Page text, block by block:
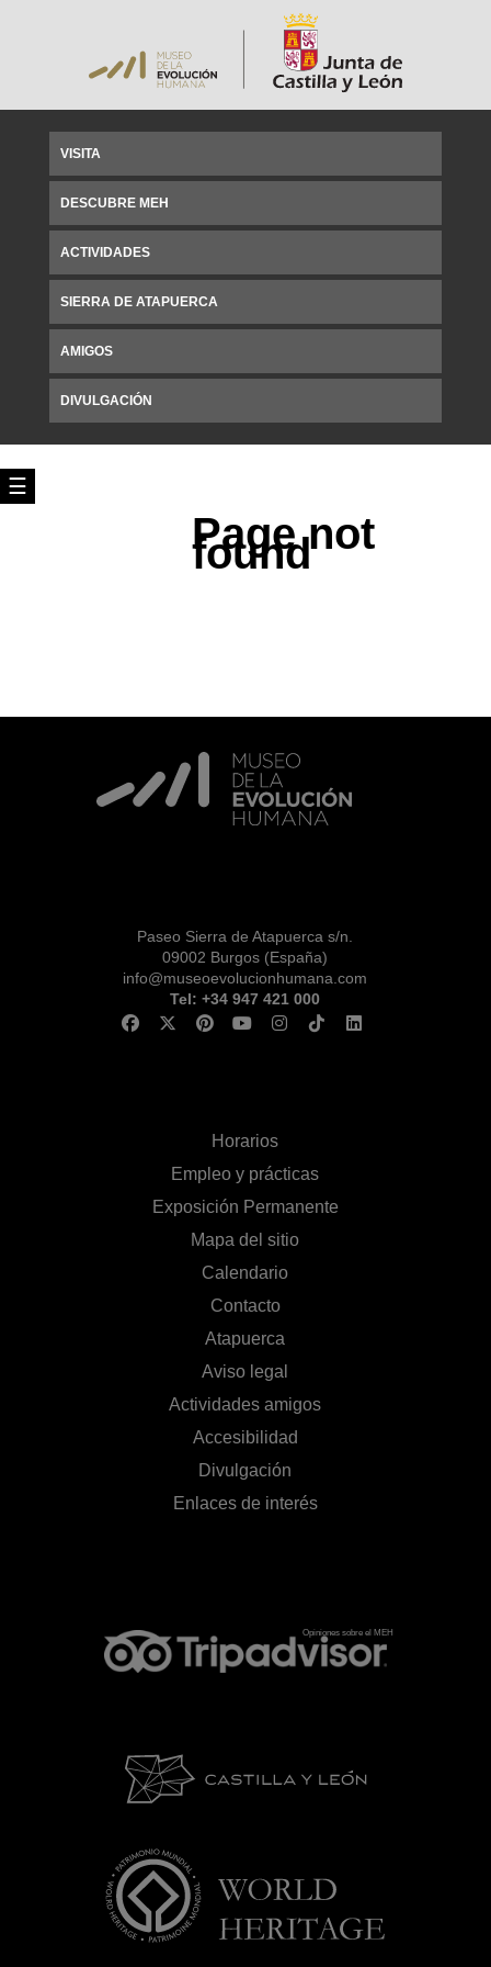
☰
VISITA
DESCUBRE MEH
ACTIVIDADES
SIERRA DE ATAPUERCA
AMIGOS
DIVULGACIÓN
Page not
found
Paseo Sierra de Atapuerca s/n.
09002 Burgos (España)
info@museoevolucionhumana.com
Tel: +34 947 421 000
Horarios
Empleo y prácticas
Exposición Permanente
Mapa del sitio
Calendario
Contacto
Atapuerca
Aviso legal
Actividades amigos
Accesibilidad
Divulgación
Enlaces de interés
Opiniones sobre el MEH